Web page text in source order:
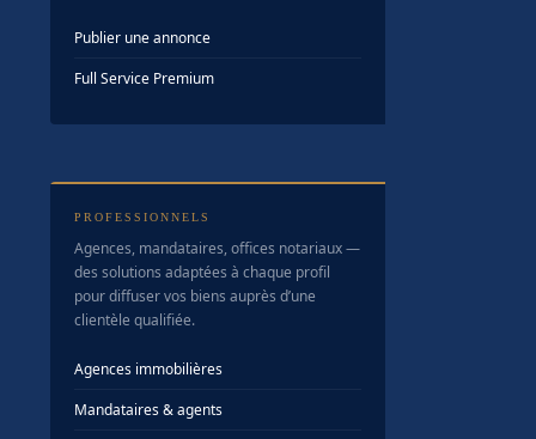
Publier une annonce
Full Service Premium
PROFESSIONNELS
Agences, mandataires, offices notariaux —
des solutions adaptées à chaque profil
pour diffuser vos biens auprès d’une
clientèle qualifiée.
Agences immobilières
Mandataires & agents